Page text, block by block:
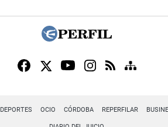
DEPORTES OCIO CÓRDOBA REPERFILAR